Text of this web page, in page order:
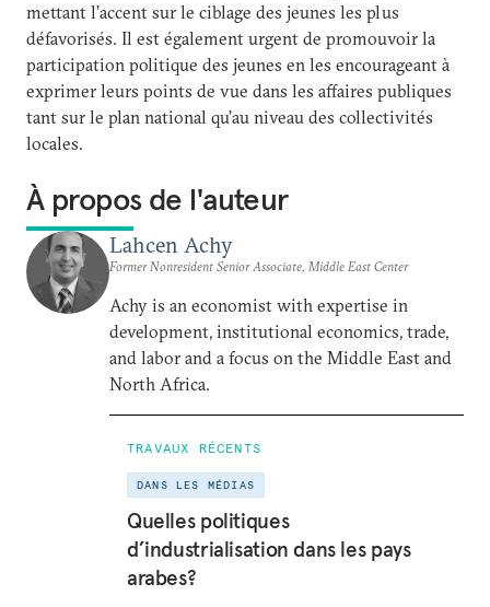
mettant l’accent sur le ciblage des jeunes les plus
défavorisés. Il est également urgent de promouvoir la
participation politique des jeunes en les encourageant à
exprimer leurs points de vue dans les affaires publiques
tant sur le plan national qu’au niveau des collectivités
locales.
À propos de l'auteur
Lahcen Achy
Former Nonresident Senior Associate, Middle East Center
Achy is an economist with expertise in
development, institutional economics, trade,
and labor and a focus on the Middle East and
North Africa.
TRAVAUX RÉCENTS
DANS LES MÉDIAS
Quelles politiques
d’industrialisation dans les pays
arabes?